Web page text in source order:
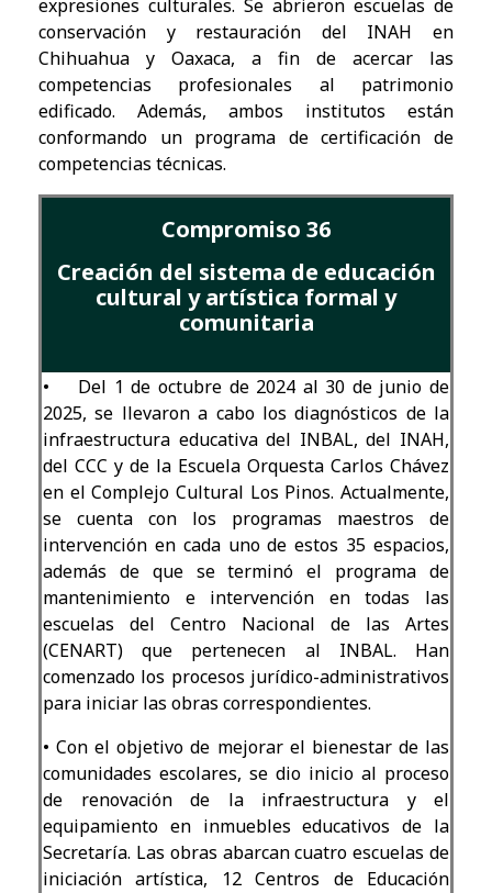
expresiones culturales. Se abrieron escuelas de
conservación y restauración del INAH en
Chihuahua y Oaxaca, a fin de acercar las
competencias profesionales al patrimonio
edificado. Además, ambos institutos están
conformando un programa de certificación de
competencias técnicas.
Compromiso 36
Creación del sistema de educación
cultural y artística formal y
comunitaria
• Del 1 de octubre de 2024 al 30 de junio de
2025, se llevaron a cabo los diagnósticos de la
infraestructura educativa del INBAL, del INAH,
del CCC y de la Escuela Orquesta Carlos Chávez
en el Complejo Cultural Los Pinos. Actualmente,
se cuenta con los programas maestros de
intervención en cada uno de estos 35 espacios,
además de que se terminó el programa de
mantenimiento e intervención en todas las
escuelas del Centro Nacional de las Artes
(CENART) que pertenecen al INBAL. Han
comenzado los procesos jurídico-administrativos
para iniciar las obras correspondientes.
•Con el objetivo de mejorar el bienestar de las
comunidades escolares, se dio inicio al proceso
de renovación de la infraestructura y el
equipamiento en inmuebles educativos de la
Secretaría. Las obras abarcan cuatro escuelas de
iniciación artística, 12 Centros de Educación